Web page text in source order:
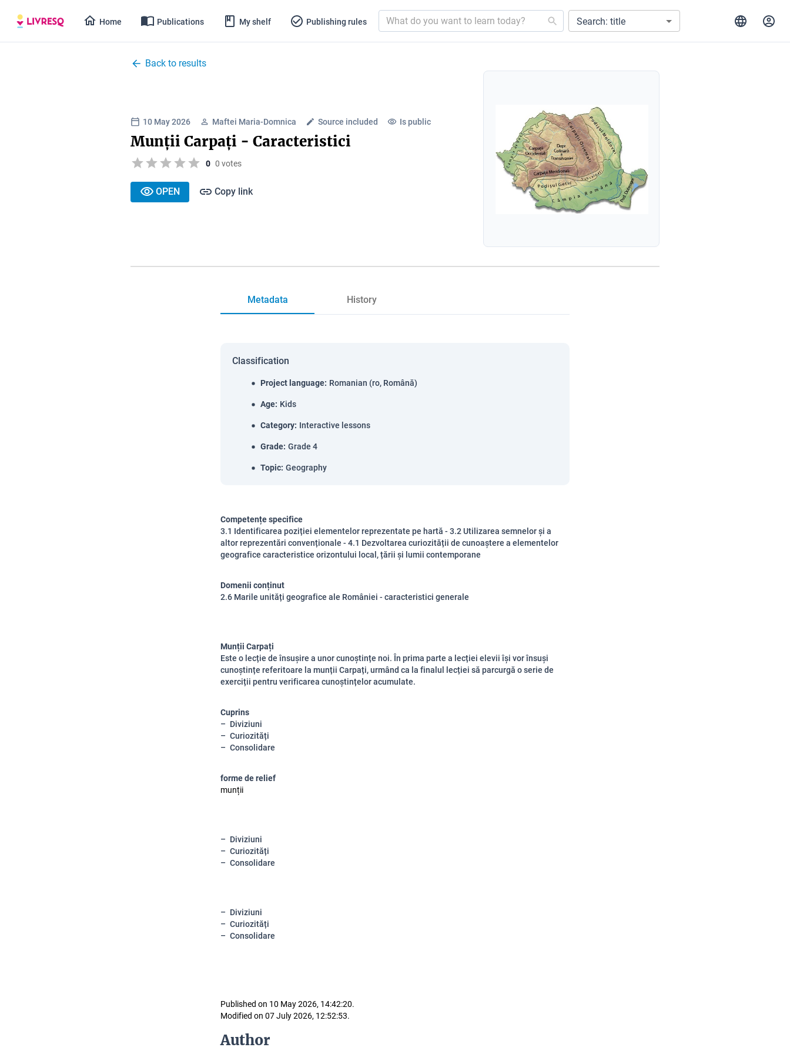
Home Publications My shelf Publishing rules Search: title
Back to results
10 May 2026 Maftei Maria-Domnica Source included Is public
Munții Carpați - Caracteristici
0 0 votes
OPEN Copy link
Metadata History
Classification
Project language: Romanian (ro, Română)
Age: Kids
Category: Interactive lessons
Grade: Grade 4
Topic: Geography
Competențe specifice
3.1 Identificarea poziției elementelor reprezentate pe hartă - 3.2 Utilizarea semnelor și a
altor reprezentări convenționale - 4.1 Dezvoltarea curiozității de cunoaștere a elementelor
geografice caracteristice orizontului local, țării și lumii contemporane
Domenii conținut
2.6 Marile unități geografice ale României - caracteristici generale
Munții Carpați
Este o lecție de însușire a unor cunoștințe noi. În prima parte a lecției elevii își vor însuși
cunoștințe referitoare la munții Carpați, urmând ca la finalul lecției să parcurgă o serie de
exerciții pentru verificarea cunoștințelor acumulate.
Cuprins
Diviziuni
Curiozități
Consolidare
forme de relief
munții
Diviziuni
Curiozități
Consolidare
Diviziuni
Curiozități
Consolidare
Published on 10 May 2026, 14:42:20.
Modified on 07 July 2026, 12:52:53.
Author